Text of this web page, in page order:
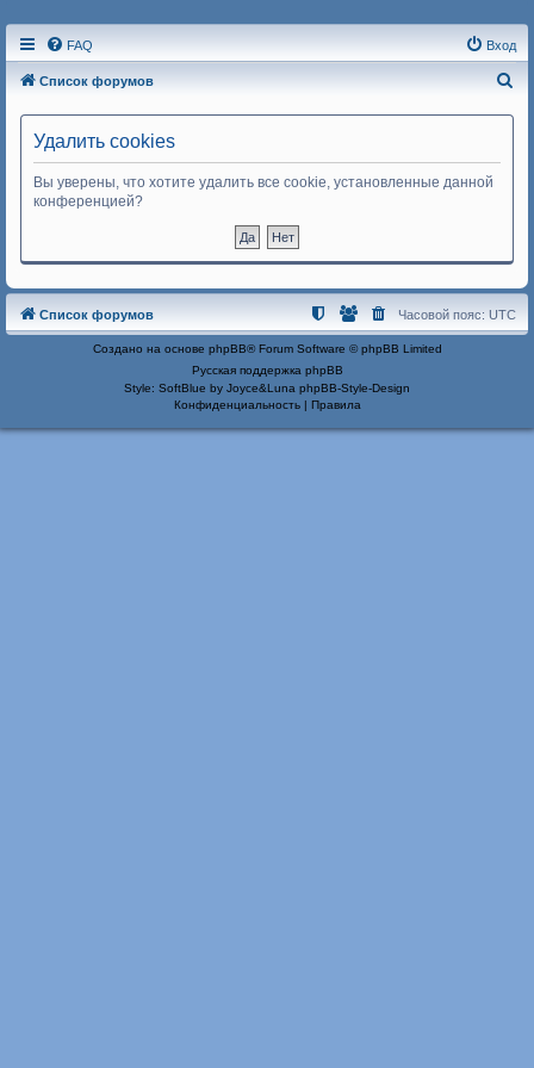
FAQ Вход
Список форумов
Удалить cookies
Вы уверены, что хотите удалить все cookie, установленные данной
конференцией?
Список форумов Часовой пояс: UTC
Создано на основе phpBB® Forum Software © phpBB Limited
Русская поддержка phpBB
Style: SoftBlue by Joyce&Luna phpBB-Style-Design
Конфиденциальность| Правила